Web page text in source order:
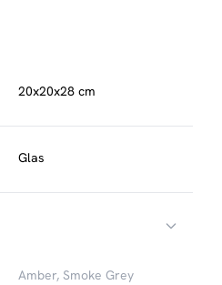
de volgende kenmerken:
20x20x28 cm
Glas
Amber, Smoke Grey